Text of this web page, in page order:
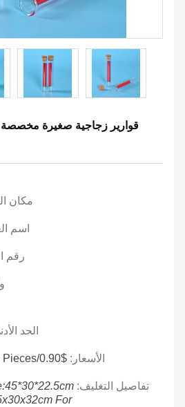
قوارير زجاجية صغيرة مخصصة
مكان
اسم
رقم
الحد
الأسعار: $0.90/pieces 10000-29999 Pieces
تفاصيل التغليف:
For